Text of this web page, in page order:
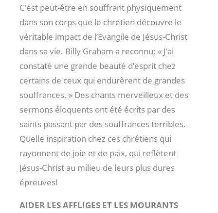
C’est peut-être en souffrant physiquement
dans son corps que le chrétien découvre le
véritable impact de l’Evangile de Jésus-Christ
dans sa vie. Billy Graham a reconnu: « J’ai
constaté une grande beauté d’esprit chez
certains de ceux qui endurèrent de grandes
souffrances. » Des chants merveilleux et des
sermons éloquents ont été écrits par des
saints passant par des souffrances terribles.
Quelle inspiration chez ces chrétiens qui
rayonnent de joie et de paix, qui reflètent
Jésus-Christ au milieu de leurs plus dures
épreuves!
AIDER LES AFFLIGES ET LES MOURANTS